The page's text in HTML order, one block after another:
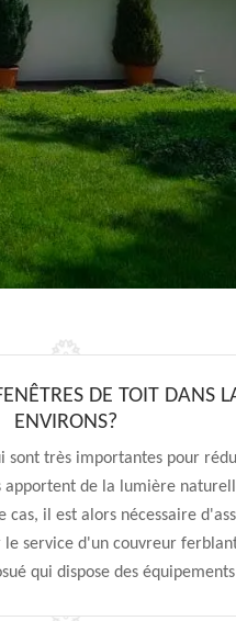
DE TOIT DANS
ENVIRONS?
sont très importantes pour
de la lumière
il est alors nécessaire
service d'un couvreur
qui dispose des